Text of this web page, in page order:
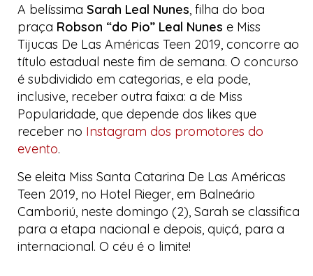
A belíssima Sarah Leal Nunes, filha do boa
praça Robson “do Pio” Leal Nunes e Miss
Tijucas De Las Américas Teen 2019, concorre ao
título estadual neste fim de semana. O concurso
é subdividido em categorias, e ela pode,
inclusive, receber outra faixa: a de Miss
Popularidade, que depende dos likes que
receber no Instagram dos promotores do
evento.
Se eleita Miss Santa Catarina De Las Américas
Teen 2019, no Hotel Rieger, em Balneário
Camboriú, neste domingo (2), Sarah se classifica
para a etapa nacional e depois, quiçá, para a
internacional. O céu é o limite!